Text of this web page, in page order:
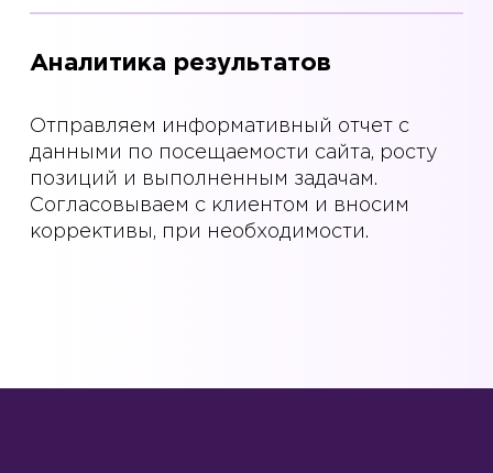
Аналитика результатов
Отправляем информативный отчет с
данными по посещаемости сайта, росту
позиций и выполненным задачам.
Согласовываем с клиентом и вносим
коррективы, при необходимости.